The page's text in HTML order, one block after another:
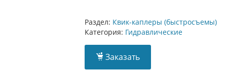
Раздел: Квик-каплеры (быстросъемы)
Категория: Гидравлические
Заказать